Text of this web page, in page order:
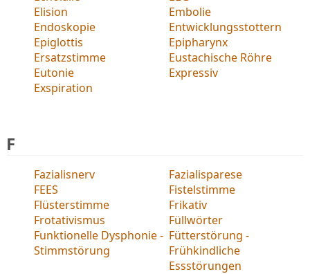
Elision
Embolie
Endoskopie
Entwicklungsstottern
Epiglottis
Epipharynx
Ersatzstimme
Eustachische Röhre
Eutonie
Expressiv
Exspiration
F
Fazialisnerv
Fazialisparese
FEES
Fistelstimme
Flüsterstimme
Frikativ
Frotativismus
Füllwörter
Funktionelle Dysphonie -
Stimmstörung
Fütterstörung -
Frühkindliche
Essstörungen